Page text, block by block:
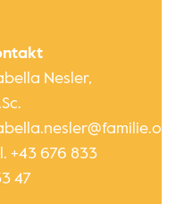
Nesler,
+43 676 833
47